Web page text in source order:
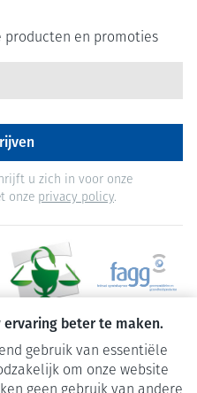
beter te maken.
gebruik van essentiële
om onze website
producten en promoties
u zich in voor onze
onze privacy policy.